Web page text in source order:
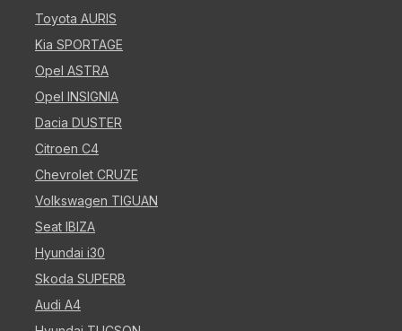
Toyota AURIS
Kia SPORTAGE
Opel ASTRA
Opel INSIGNIA
Dacia DUSTER
Citroen C4
Chevrolet CRUZE
Volkswagen TIGUAN
Seat IBIZA
Hyundai i30
Skoda SUPERB
Audi A4